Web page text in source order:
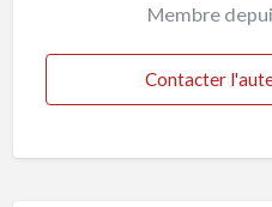
Membre
Contacter